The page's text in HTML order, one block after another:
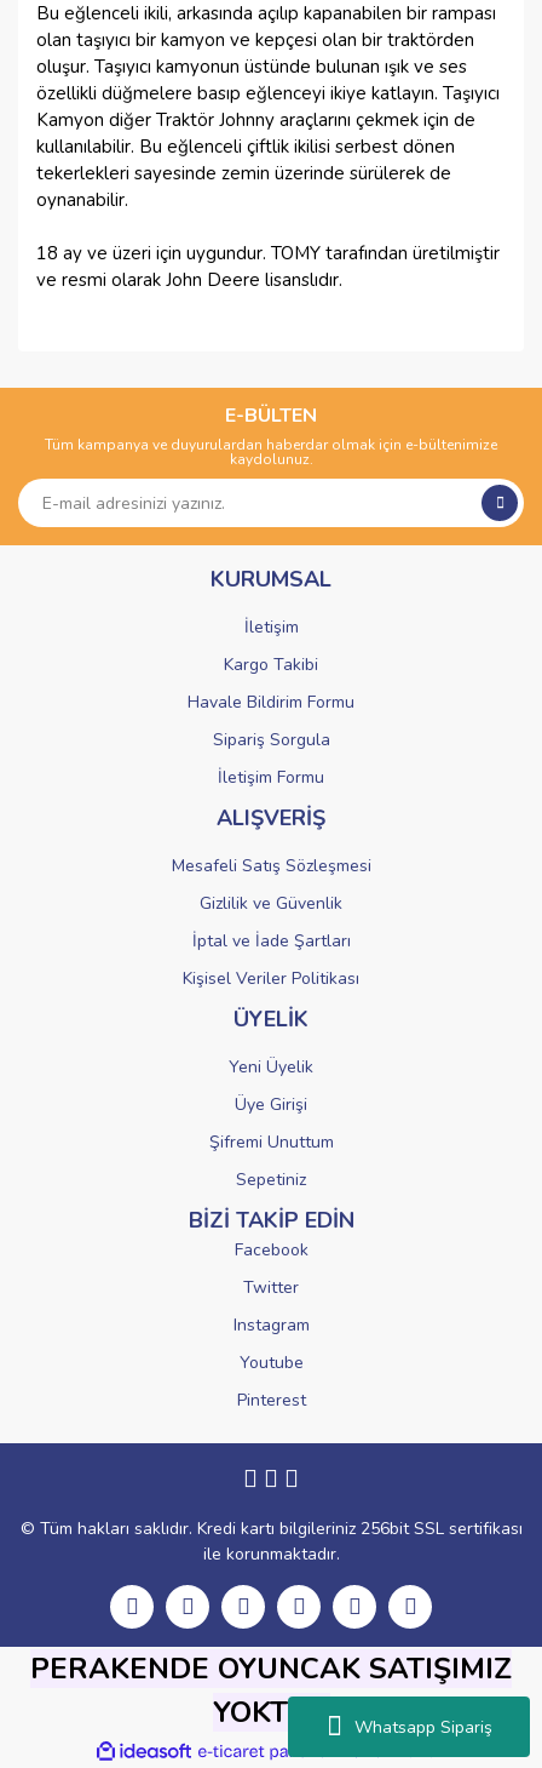
Whatsapp Sipariş
Bu eğlenceli ikili, arkasında açılıp kapanabilen bir rampası
olan taşıyıcı bir kamyon ve kepçesi olan bir traktörden
oluşur. Taşıyıcı kamyonun üstünde bulunan ışık ve ses
özellikli düğmelere basıp eğlenceyi ikiye katlayın. Taşıyıcı
Kamyon diğer Traktör Johnny araçlarını çekmek için de
kullanılabilir. Bu eğlenceli çiftlik ikilisi serbest dönen
tekerlekleri sayesinde zemin üzerinde sürülerek de
oynanabilir.
18 ay ve üzeri için uygundur. TOMY tarafından üretilmiştir
ve resmi olarak John Deere lisanslıdır.
Yorum Yaz
kullanarak tarafımıza iletebilirsiniz.
Görüş ve önerileriniz için teşekkür ederiz.
Ürün açıklamasında eksik bilgiler bulunuyor.
Ürün bilgilerinde hatalar bulunuyor.
Ürün fiyatı diğer sitelerden daha pahalı.
Gönder
E-BÜLTEN
Tüm kampanya ve duyurulardan haberdar olmak için e-bültenimize
kaydolunuz.
KURUMSAL
İletişim
Kargo Takibi
Havale Bildirim Formu
Sipariş Sorgula
İletişim Formu
ALIŞVERİŞ
Mesafeli Satış Sözleşmesi
Gizlilik ve Güvenlik
İptal ve İade Şartları
Kişisel Veriler Politikası
ÜYELİK
Yeni Üyelik
Üye Girişi
Şifremi Unuttum
Sepetiniz
BİZİ TAKİP EDİN
Facebook
Twitter
Instagram
Youtube
Pinterest
© Tüm hakları saklıdır. Kredi kartı bilgileriniz 256bit SSL sertifikası
ile korunmaktadır.
PERAKENDE OYUNCAK SATIŞIMIZ
YOKTUR
ideasoft